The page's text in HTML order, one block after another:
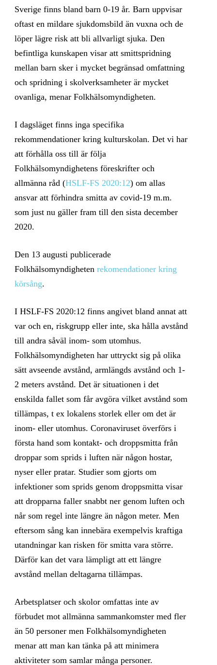
Sverige finns bland barn 0-19 år. Barn uppvisar
oftast en mildare sjukdomsbild än vuxna och de
löper lägre risk att bli allvarligt sjuka. Den
befintliga kunskapen visar att smittspridning
mellan barn sker i mycket begränsad omfattning
och spridning i skolverksamheter är mycket
ovanliga, menar Folkhälsomyndigheten.
I dagsläget finns inga specifika
rekommendationer kring kulturskolan. Det vi har
att förhålla oss till är följa
Folkhälsomyndighetens föreskrifter och
allmänna råd (HSLF-FS 2020:12) om allas
ansvar att förhindra smitta av covid-19 m.m.
som just nu gäller fram till den sista december
2020.
Den 13 augusti publicerade
Folkhälsomyndigheten rekomendationer kring
körsång.
I HSLF-FS 2020:12 finns angivet bland annat att
var och en, riskgrupp eller inte, ska hålla avstånd
till andra såväl inom- som utomhus.
Folkhälsomyndigheten har uttryckt sig på olika
sätt avseende avstånd, armlängds avstånd och 1-
2 meters avstånd. Det är situationen i det
enskilda fallet som får avgöra vilket avstånd som
tillämpas, t ex lokalens storlek eller om det är
inom- eller utomhus. Coronaviruset överförs i
första hand som kontakt- och droppsmitta från
droppar som sprids i luften när någon hostar,
nyser eller pratar. Studier som gjorts om
infektioner som sprids genom droppsmitta visar
att dropparna faller snabbt ner genom luften och
når som regel inte längre än någon meter. Men
eftersom sång kan innebära exempelvis kraftiga
utandningar kan risken för smitta vara större.
Därför kan det vara lämpligt att ett längre
avstånd mellan deltagarna tillämpas.
Arbetsplatser och skolor omfattas inte av
förbudet mot allmänna sammankomster med fler
än 50 personer men Folkhälsomyndigheten
menar att man kan tänka på att minimera
aktiviteter som samlar många personer.